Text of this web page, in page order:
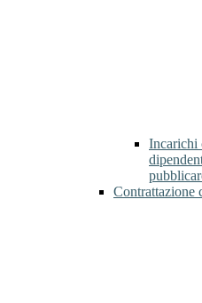
Incarichi
Contrattazione